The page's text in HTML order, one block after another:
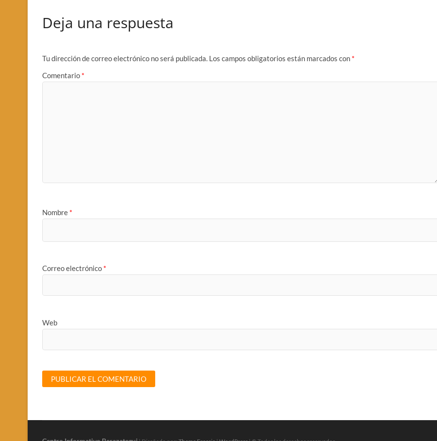
Deja una respuesta
Tu dirección de correo electrónico no será publicada. Los campos obligatorios están marcados con *
Comentario *
Nombre *
Correo electrónico *
Web